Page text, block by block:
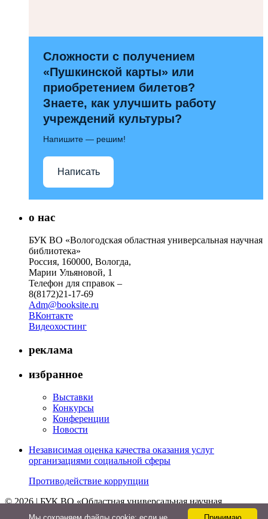
Сложности с получением
«Пушкинской карты» или
приобретением билетов?
Знаете, как улучшить работу
учреждений культуры?
Напишите — решим!
Написать
о нас
БУК ВО «Вологодская областная универсальная научная
библиотека»
Россия, 160000, Вологда,
Марии Ульяновой, 1
Телефон для справок –
8(8172)21-17-69
Adm@booksite.ru
ВКонтакте
Видеохостинг
реклама
избранное
Выставки
Конкурсы
Конференции
Новости
Независимая оценка качества оказания услуг
организациями социальной сферы
Противодействие коррупции
© 2026 | БУК ВО «Областная универсальная научная
библиотека»